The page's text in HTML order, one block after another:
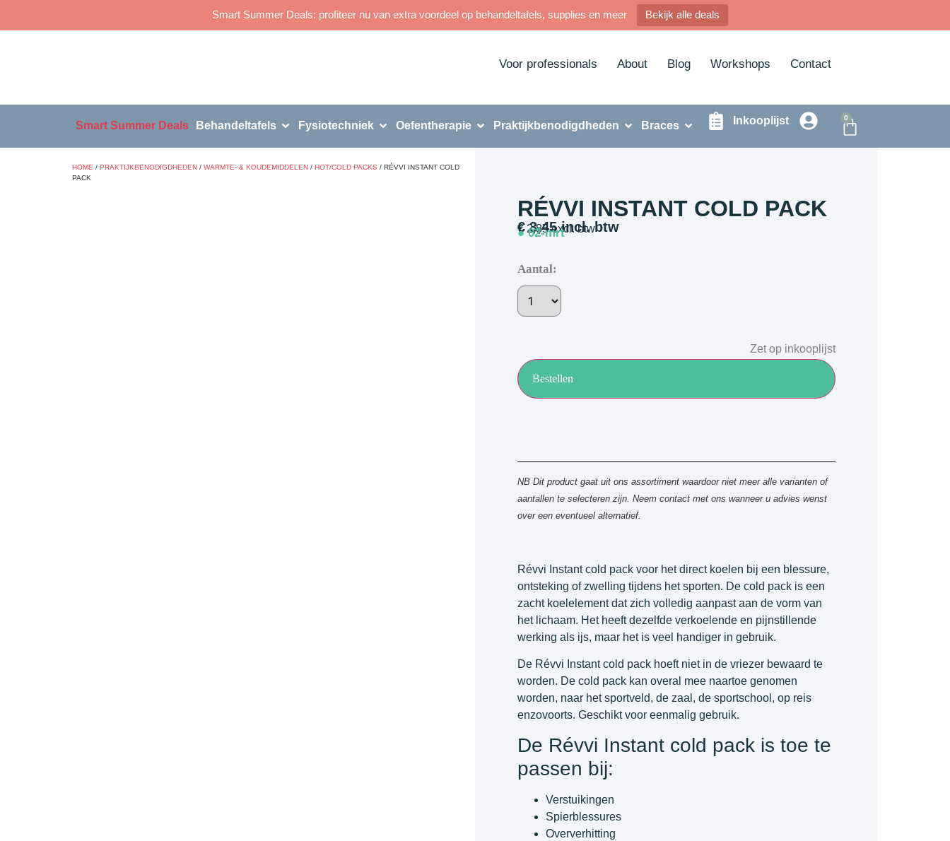
Smart Summer Deals: profiteer nu van extra voordeel op behandeltafels, supplies en meer Bekijk alle deals
Voor professionals About Blog Workshops Contact
Smart Summer Deals Behandeltafels Fysiotechniek Oefentherapie Praktijkbenodigdheden Braces Inkooplijst 0
HOME / PRAKTIJKBENODIGDHEDEN / WARMTE- & KOUDEMIDDELEN / HOT/COLD PACKS / RÉVVI INSTANT COLD
PACK
RÉVVI INSTANT COLD PACK
€3,45incl. btw
€2,85excl. btw
● 02-mrt
Aantal:
Bestellen
Zet op inkooplijst
NB Dit product gaat uit ons assortiment waardoor niet meer alle varianten of
aantallen te selecteren zijn. Neem contact met ons wanneer u advies wenst
over een eventueel alternatief.
Révvi Instant cold pack voor het direct koelen bij een blessure,
ontsteking of zwelling tijdens het sporten. De cold pack is een
zacht koelelement dat zich volledig aanpast aan de vorm van
het lichaam. Het heeft dezelfde verkoelende en pijnstillende
werking als ijs, maar het is veel handiger in gebruik.
De Révvi Instant cold pack hoeft niet in de vriezer bewaard te
worden. De cold pack kan overal mee naartoe genomen
worden, naar het sportveld, de zaal, de sportschool, op reis
enzovoorts. Geschikt voor eenmalig gebruik.
De Révvi Instant cold pack is toe te
passen bij:
Verstuikingen
Spierblessures
Oververhitting